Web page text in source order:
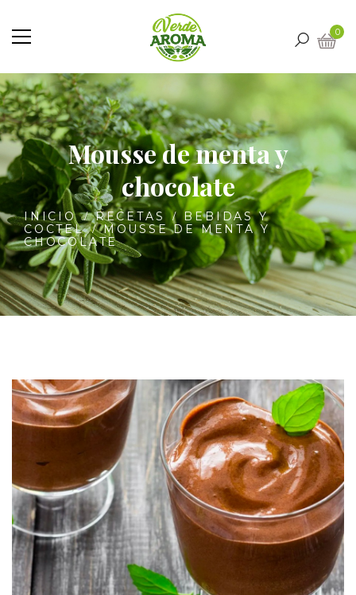
0
Mousse de menta y
chocolate
INICIO RECETAS
BEBIDAS Y
COCTEL
MOUSSE DE MENTA Y
CHOCOLATE